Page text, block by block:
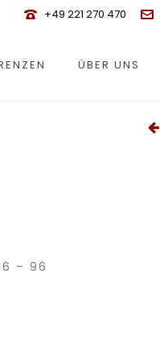
+49 221 270 470
ÜBER UNS
– 96